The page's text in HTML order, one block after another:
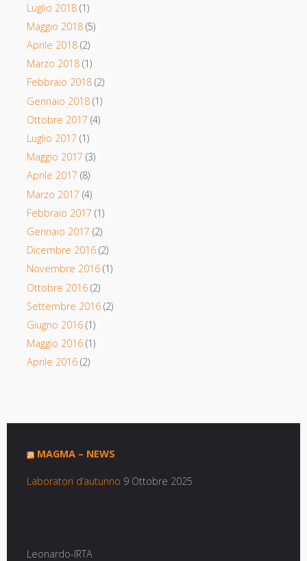
Luglio 2018(1)
Maggio 2018(5)
Aprile 2018(2)
Marzo 2018(1)
Febbraio 2018(2)
Gennaio 2018(1)
Ottobre 2017 (4)
Luglio 2017 (1)
Maggio 2017 (3)
Aprile 2017 (8)
Marzo 2017 (4)
Febbraio 2017 (1)
Gennaio 2017 (2)
Dicembre 2016(2)
Novembre 2016(1)
Ottobre 2016(2)
Settembre 2016(2)
Giugno 2016(1)
Maggio 2016(1)
Aprile 2016(2)
MAGMA – NEWS
Laboratori d’autunno 9 Ottobre 2025
Leonardo-IRTA